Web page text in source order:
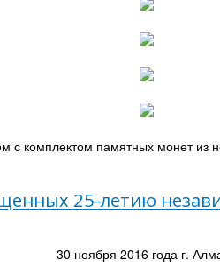
с комплектом памятных монет
25-летию
30 ноября 2016 года г.